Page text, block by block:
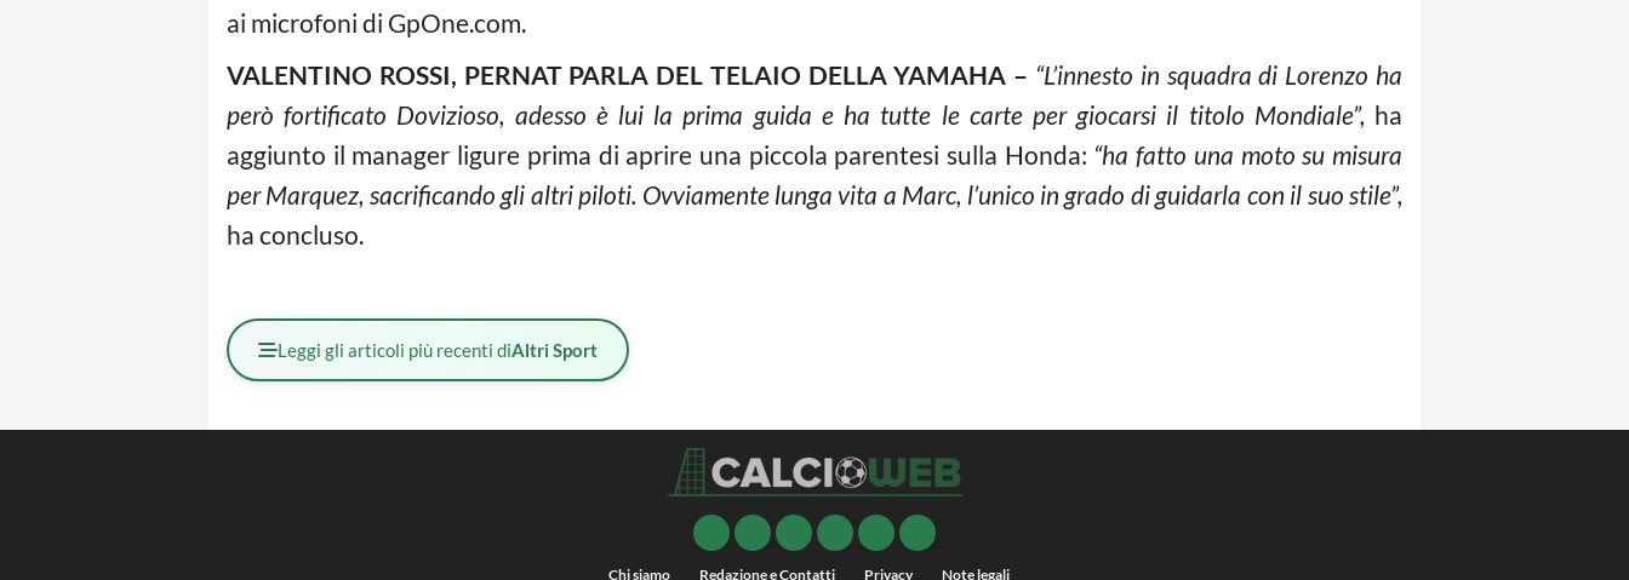
ai microfoni di GpOne.com.
VALENTINO ROSSI, PERNAT PARLA DEL TELAIO DELLA YAMAHA – “L’innesto in squadra di Lorenzo ha
però fortificato Dovizioso, adesso è lui la prima guida e ha tutte le carte per giocarsi il titolo Mondiale”, ha
aggiunto il manager ligure prima di aprire una piccola parentesi sulla Honda: “ha fatto una moto su misura
per Marquez, sacrificando gli altri piloti. Ovviamente lunga vita a Marc, l’unico in grado di guidarla con il suo stile”,
ha concluso.
Leggi gli articoli più recenti diAltri Sport
Chi siamo Redazione e Contatti Privacy Note legali